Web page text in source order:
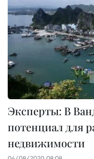
Эксперты: В
потенциал для
недвижимости